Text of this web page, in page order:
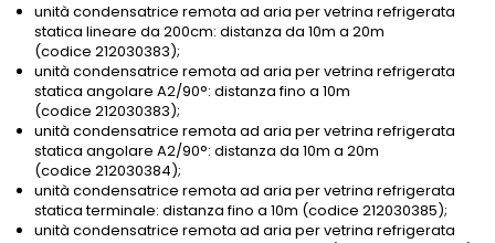
unità condensatrice remota ad aria per vetrina refrigerata
statica lineare da 200cm: distanza da 10m a 20m
(codice 212030383);
unità condensatrice remota ad aria per vetrina refrigerata
statica angolare A2/90°: distanza fino a 10m
(codice 212030383);
unità condensatrice remota ad aria per vetrina refrigerata
statica angolare A2/90°: distanza da 10m a 20m
(codice 212030384);
unità condensatrice remota ad aria per vetrina refrigerata
statica terminale: distanza fino a 10m (codice 212030385);
unità condensatrice remota ad aria per vetrina refrigerata